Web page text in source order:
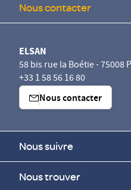
Nous contacter
ELSAN
58 bis rue la Boétie - 75008
+33 1 58 56 16 80
Nous contacter
Nous suivre
Nous trouver